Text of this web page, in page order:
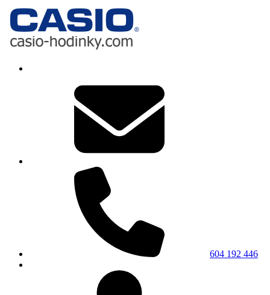
604 192 446